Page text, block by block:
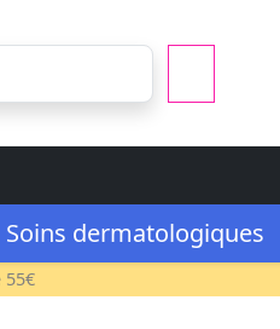
Soins dermatologiques
55€